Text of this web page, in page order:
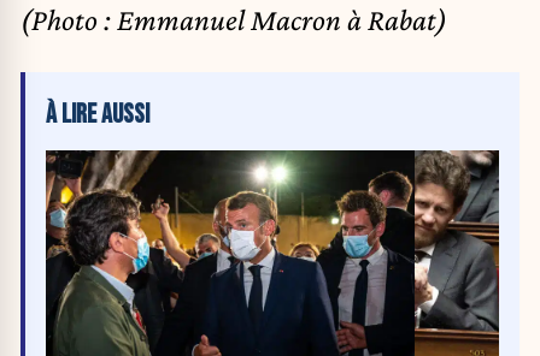
(Photo : Emmanuel Macron à Rabat)
À LIRE AUSSI